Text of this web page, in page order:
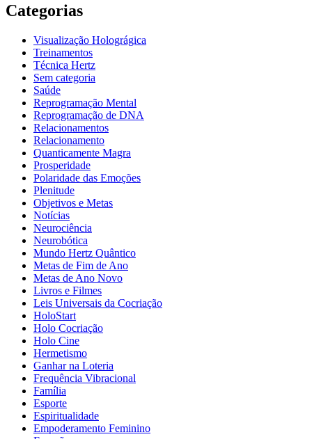
Categorias
Visualização Holográgica
Treinamentos
Técnica Hertz
Sem categoria
Saúde
Reprogramação Mental
Reprogramação de DNA
Relacionamentos
Relacionamento
Quanticamente Magra
Prosperidade
Polaridade das Emoções
Plenitude
Objetivos e Metas
Notícias
Neurociência
Neurobótica
Mundo Hertz Quântico
Metas de Fim de Ano
Metas de Ano Novo
Livros e Filmes
Leis Universais da Cocriação
HoloStart
Holo Cocriação
Holo Cine
Hermetismo
Ganhar na Loteria
Frequência Vibracional
Família
Esporte
Espiritualidade
Empoderamento Feminino